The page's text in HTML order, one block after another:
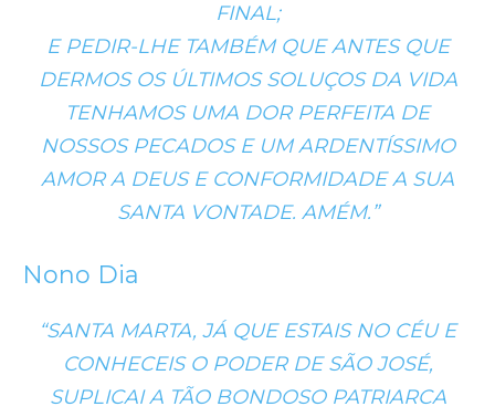
FINAL;
E PEDIR-LHE TAMBÉM QUE ANTES QUE
DERMOS OS ÚLTIMOS SOLUÇOS DA VIDA
TENHAMOS UMA DOR PERFEITA DE
NOSSOS PECADOS E UM ARDENTÍSSIMO
AMOR A DEUS E CONFORMIDADE A SUA
SANTA VONTADE. AMÉM.”
Nono Dia
“SANTA MARTA, JÁ QUE ESTAIS NO CÉU E
CONHECEIS O PODER DE SÃO JOSÉ,
SUPLICAI A TÃO BONDOSO PATRIARCA